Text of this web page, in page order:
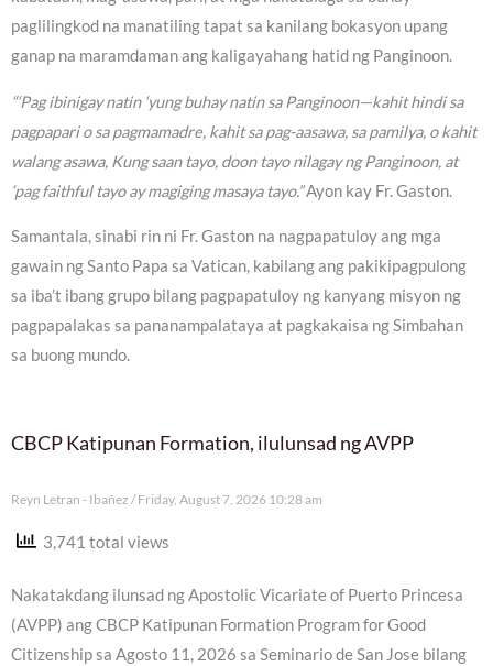
paglilingkod na manatiling tapat sa kanilang bokasyon upang
ganap na maramdaman ang kaligayahang hatid ng Panginoon.
“‘Pag ibinigay natin ‘yung buhay natin sa Panginoon—kahit hindi sa
pagpapari o sa pagmamadre, kahit sa pag-aasawa, sa pamilya, o kahit
walang asawa, Kung saan tayo, doon tayo nilagay ng Panginoon, at
‘pag faithful tayo ay magiging masaya tayo.”Ayon kay Fr. Gaston.
Samantala, sinabi rin ni Fr. Gaston na nagpapatuloy ang mga
gawain ng Santo Papa sa Vatican, kabilang ang pakikipagpulong
sa iba’t ibang grupo bilang pagpapatuloy ng kanyang misyon ng
pagpapalakas sa pananampalataya at pagkakaisa ng Simbahan
sa buong mundo.
CBCP Katipunan Formation, ilulunsad ng AVPP
Reyn Letran - Ibañez Friday, August 7, 2026 10:28 am
3,741 total views
Nakatakdang ilunsad ng Apostolic Vicariate of Puerto Princesa
(AVPP) ang CBCP Katipunan Formation Program for Good
Citizenship sa Agosto 11, 2026 sa Seminario de San Jose bilang